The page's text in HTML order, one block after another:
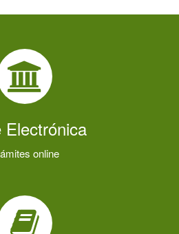
Electrónica
online